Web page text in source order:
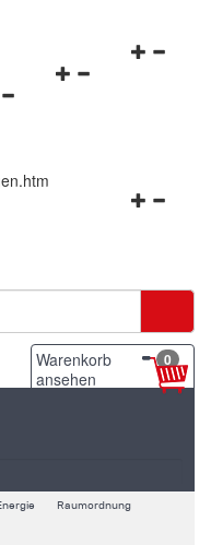
Navigationsmenü
Warenkorb
ansehen
0
Raumordnung